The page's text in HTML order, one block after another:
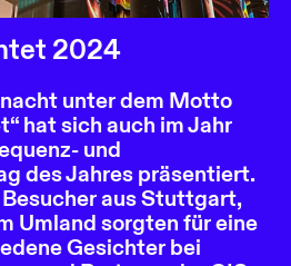
2024
unter dem Motto
hat sich auch im Jahr
und
des Jahres präsentiert.
aus Stuttgart,
Umland sorgten für eine
Gesichter bei